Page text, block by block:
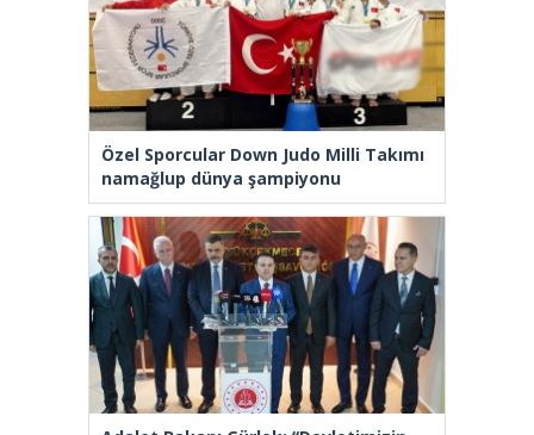
Özel Sporcular Down Judo Milli Takımı
namağlup dünya şampiyonu